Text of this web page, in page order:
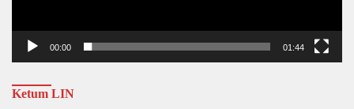
00:00 01:44
Ketum LIN